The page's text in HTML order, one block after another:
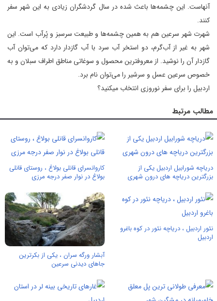
آنهاست. این چشمه‌ها باعث شده در سال گردشگران زیادی به این شهر سفر
کنند.
شهرت شهر سرعین هم به همین چشمه‌ها و طبیعت سرسبز و پُرآب است. این
شهر به غیر از آب‌گرم، دو استخر آب سرد با آب گازدار دارد که می‌توان آب
گازدار آن را نوشید. از معروفترین محصول و سوغاتی مناطق اطراف سبلان و به
خصوص سرعین عسل و سرشیر را می‌توان نام برد.
اردبیل را برای سفر نوروزی انتخاب میکنید؟
مطالب مرتبط
دریاچه شورابیل اردبیل یکی از
بزرگترین دریاچه های درون شهری
کاروانسرای قانلی بولاغ ، روستای قانلی
بولاغ در نوار صفر درجه مرزی
نئور اردبیل ،‌ دریاچه نئور در کوه باغرو
اردبیل
آبشار ورگه سران ، یکی از بکرترین
جاهای دیدنی سرعین